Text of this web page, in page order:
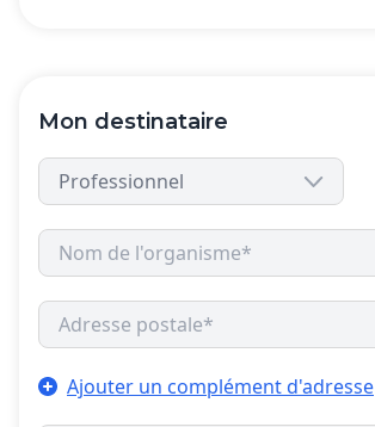
Mon destinataire
Ajouter un complément d'adresse